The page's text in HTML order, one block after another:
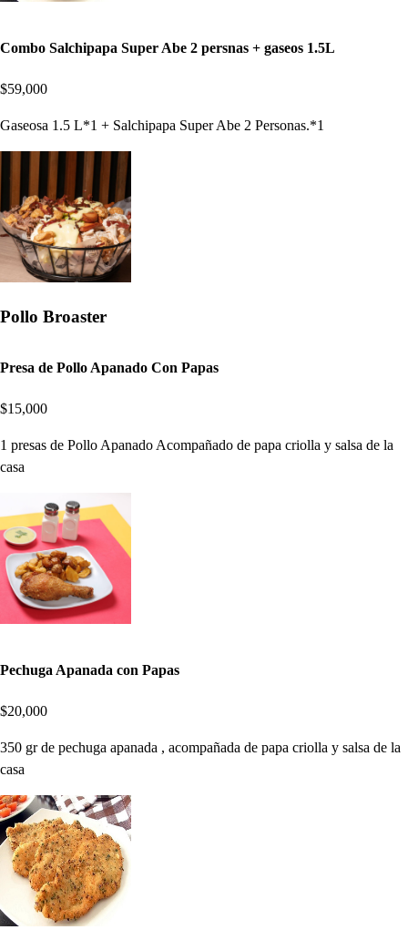
Combo Salchipapa Super Abe 2 persnas + gaseos 1.5L
$59,000
Gaseosa 1.5 L*1 + Salchipapa Super Abe 2 Personas.*1
Pollo Broaster
Presa de Pollo Apanado Con Papas
$15,000
1 presas de Pollo Apanado Acompañado de papa criolla y salsa de la
casa
Pechuga Apanada con Papas
$20,000
350 gr de pechuga apanada , acompañada de papa criolla y salsa de la
casa